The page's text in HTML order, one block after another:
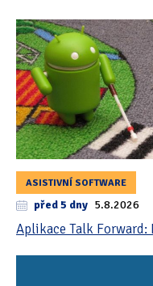
ASISTIVNÍ SOFTWARE
před 5 dny 5.8.2026
Aplikace Talk